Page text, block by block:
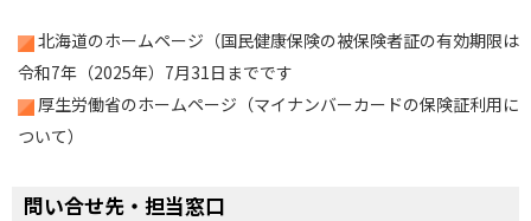
北海道のホームページ（国民健康保険の被保険者証の有効期限は
令和7年（2025年）7月31日までです
厚生労働省のホームページ（マイナンバーカードの保険証利用に
ついて）
問い合せ先・担当窓口